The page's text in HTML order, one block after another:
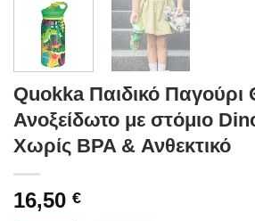
Quokka Παιδικό Παγούρι
Ανοξείδωτο με στόμιο
Χωρίς BPA & Ανθεκτικό
16,50 €